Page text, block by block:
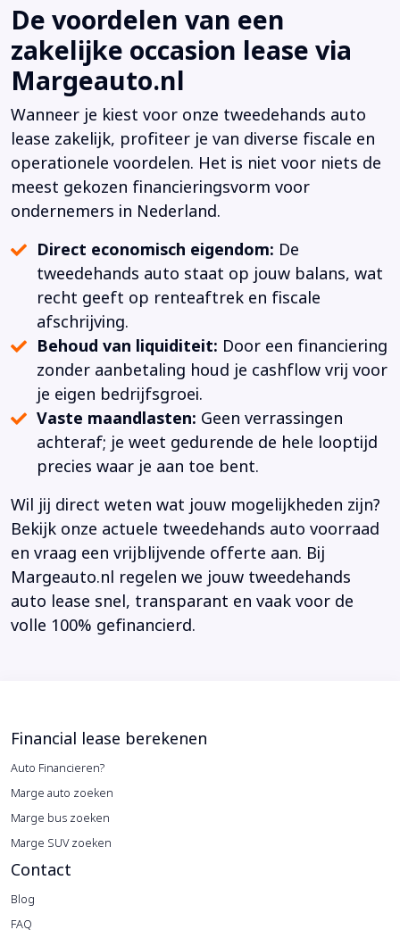
De voordelen van een
zakelijke occasion lease via
Margeauto.nl
Wanneer je kiest voor onze tweedehands auto
lease zakelijk, profiteer je van diverse fiscale en
operationele voordelen. Het is niet voor niets de
meest gekozen financieringsvorm voor
ondernemers in Nederland.
Direct economisch eigendom: De
tweedehands auto staat op jouw balans, wat
recht geeft op renteaftrek en fiscale
afschrijving.
Behoud van liquiditeit: Door een financiering
zonder aanbetaling houd je cashflow vrij voor
je eigen bedrijfsgroei.
Vaste maandlasten: Geen verrassingen
achteraf; je weet gedurende de hele looptijd
precies waar je aan toe bent.
Wil jij direct weten wat jouw mogelijkheden zijn?
Bekijk onze actuele tweedehands auto voorraad
en vraag een vrijblijvende offerte aan. Bij
Margeauto.nl regelen we jouw tweedehands
auto lease snel, transparant en vaak voor de
volle 100% gefinancierd.
Financial lease berekenen
Auto Financieren?
Marge auto zoeken
Marge bus zoeken
Marge SUV zoeken
Contact
Blog
FAQ